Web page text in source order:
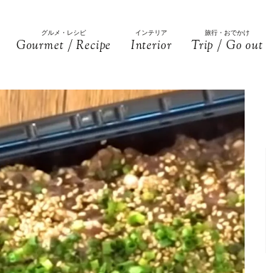
グルメ・レシピ
Gourmet / Recipe
インテリア
Interior
旅行・おでかけ
Trip / Go out